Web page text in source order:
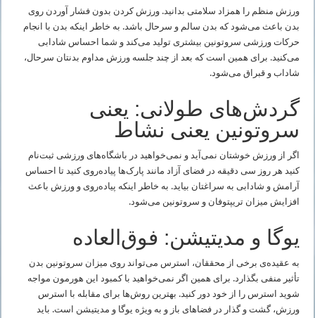
ورزش منظم را همزاد سلامتی بدانید. ورزش کردن بدون فشار آوردن روی
بدن باعث می‌شود که بدن سالم و سرحال باشد. به خاطر اینکه بدن با انجام
حرکات ورزشی سروتونین بیشتری تولید می‌کند و شما احساس شادابی
می‌کنید. برای همین است که بعد از چند جلسه ورزش مداوم بدنتان سرحال،
شاداب و قبراق می‌شود.
گردش‌های طولانی: یعنی
سروتونین یعنی نشاط
اگر از ورزش خوشتان نمی‌آید و نمی‌خواهید در باشگاه‌های ورزشی ثبت‌نام
کنید هر روز سی دقیقه در فضای آزاد مانند پارک‌ها پیاده‌روی کنید تا احساس
آرامش و شادابی به سراغتان بیاید. به خاطر اینکه پیاده‌روی و ورزش باعث
افزایش میزان تریپتوفان و سروتونین می‌شود.
یوگا و مدیتیشن: فوق‌العاده
به عقیده‌ی برخی از محققان، استرس می‌تواند روی میزان سروتونین بدن
تأثیر منفی بگذارد. برای همین اگر نمی‌خواهید با کمبود این هورمون مواجه
شوید استرس را از خود دور کنید. بهترین روش‌ها برای مقابله با استرس
ورزش، گشت و گذار در فضاهای باز و به ویژه یوگا و مدیتیشن است. باید